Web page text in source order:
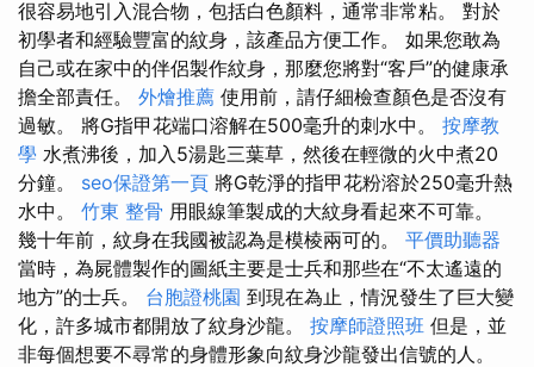
很容易地引入混合物，包括白色顏料，通常非常粘。 對於
初學者和經驗豐富的紋身，該產品方便工作。 如果您敢為
自己或在家中的伴侶製作紋身，那麼您將對“客戶”的健康承
擔全部責任。 外燴推薦 使用前，請仔細檢查顏色是否沒有
過敏。 將G指甲花端口溶解在500毫升的刺水中。 按摩教
學 水煮沸後，加入5湯匙三葉草，然後在輕微的火中煮20
分鐘。 seo保證第一頁 將G乾淨的指甲花粉溶於250毫升熱
水中。 竹東 整骨 用眼線筆製成的大紋身看起來不可靠。
幾十年前，紋身在我國被認為是模棱兩可的。 平價助聽器
當時，為屍體製作的圖紙主要是士兵和那些在“不太遙遠的
地方”的士兵。 台胞證桃園 到現在為止，情況發生了巨大變
化，許多城市都開放了紋身沙龍。 按摩師證照班 但是，並
非每個想要不尋常的身體形象向紋身沙龍發出信號的人。